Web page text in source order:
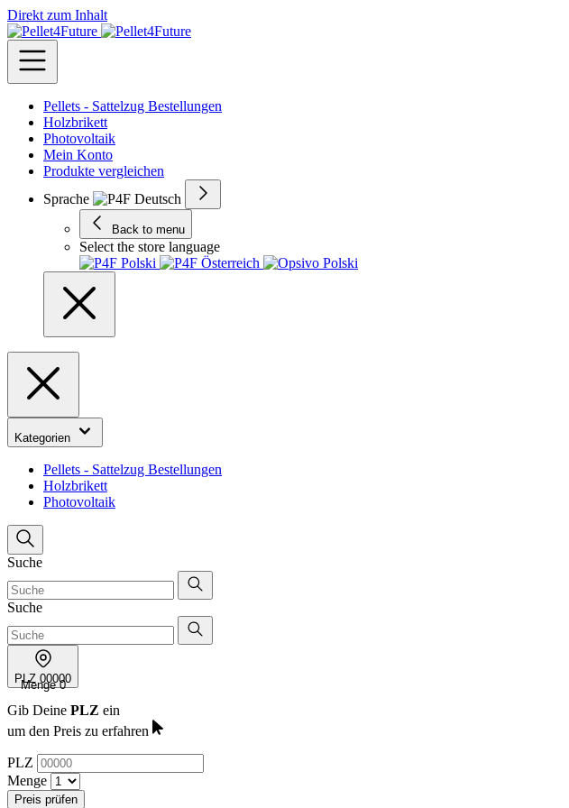
Direkt zum Inhalt
Pellets - Sattelzug Bestellungen
Holzbrikett
Photovoltaik
Mein Konto
Produkte vergleichen
Sprache
Back to menu
Select the store language
Kategorien
Pellets - Sattelzug Bestellungen
Holzbrikett
Photovoltaik
Suche
Suche
PLZ 00000
Menge 0
Gib Deine PLZ ein
um den Preis zu erfahren
PLZ
Menge
Preis prüfen